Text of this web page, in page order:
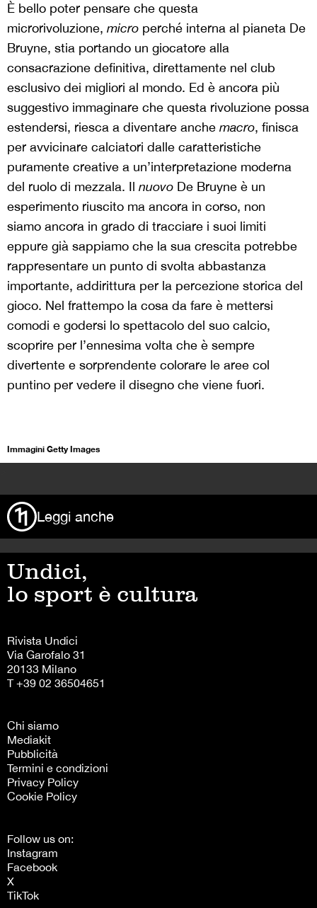
È bello poter pensare che questa
microrivoluzione, micro perché interna al pianeta De
Bruyne, stia portando un giocatore alla
consacrazione definitiva, direttamente nel club
esclusivo dei migliori al mondo. Ed è ancora più
suggestivo immaginare che questa rivoluzione possa
estendersi, riesca a diventare anche macro, finisca
per avvicinare calciatori dalle caratteristiche
puramente creative a un’interpretazione moderna
del ruolo di mezzala. Il nuovo De Bruyne è un
esperimento riuscito ma ancora in corso, non
siamo ancora in grado di tracciare i suoi limiti
eppure già sappiamo che la sua crescita potrebbe
rappresentare un punto di svolta abbastanza
importante, addirittura per la percezione storica del
gioco. Nel frattempo la cosa da fare è mettersi
comodi e godersi lo spettacolo del suo calcio,
scoprire per l’ennesima volta che è sempre
divertente e sorprendente colorare le aree col
puntino per vedere il disegno che viene fuori.
Immagini Getty Images
Leggi anche
Undici,
lo sport è cultura
Rivista Undici
Via Garofalo 31
20133 Milano
T +39 02 36504651
Chi siamo
Mediakit
Pubblicità
Termini e condizioni
Privacy Policy
Cookie Policy
Follow us on:
Instagram
Facebook
X
TikTok